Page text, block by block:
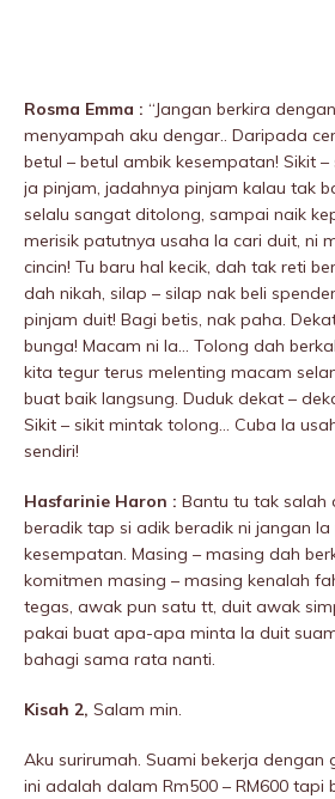
Rosma Emma : “Jangan berkira
menyampah aku dengar.. Daripada
betul – betul ambik kesempatan! Sikit
ja pinjam, jadahnya pinjam kalau tak
selalu sangat ditolong, sampai naik
merisik patutnya usaha la cari duit, ni
cincin! Tu baru hal kecik, dah tak reti
dah nikah, silap – silap nak beli
pinjam duit! Bagi betis, nak paha.
bunga! Macam ni la… Tolong dah
kita tegur terus meIenting macam
buat baik langsung. Duduk dekat –
Sikit – sikit mintak tolong… Cuba la
sendiri!
Hasfarinie Haron : Bantu tu tak salah
beradik tap si adik beradik ni jangan
kesempatan. Masing – masing dah
komitmen masing – masing kenalah
tegas, awak pun satu tt, duit awak
pakai buat apa-apa minta la duit
bahagi sama rata nanti.
Kisah 2, Salam min.
Aku surirumah. Suami bekerja dengan
ini adalah dalam Rm500 – RM600 tapi